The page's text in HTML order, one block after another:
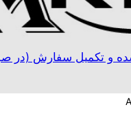
و تکمیل سفارش (در